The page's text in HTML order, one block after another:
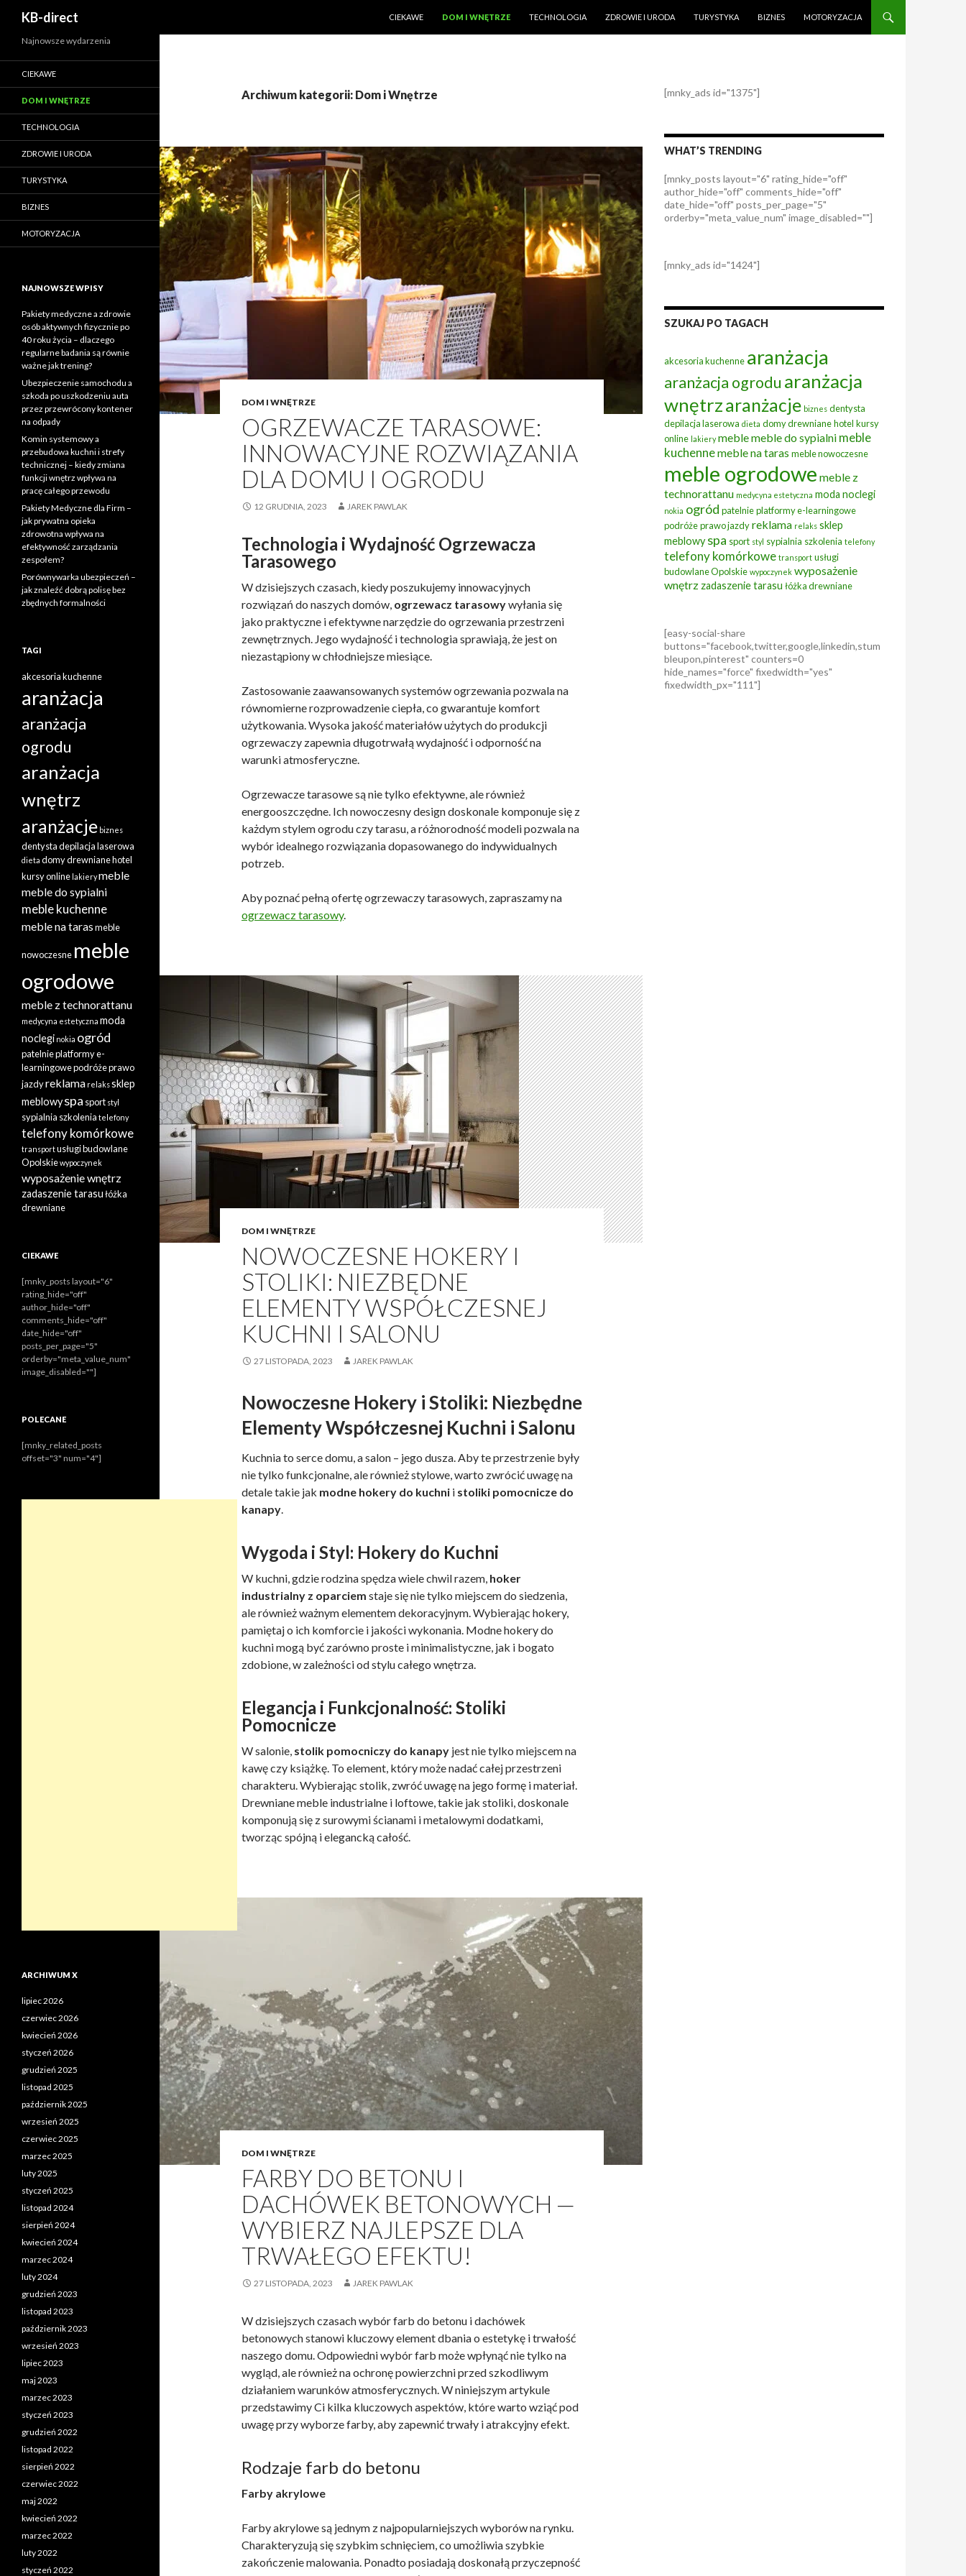
KB-direct
CIEKAWE
DOM I WNĘTRZE TECHNOLOGIA ZDROWIE I URODA TURYSTYKA BIZNES MOTORYZACJA
Archiwum kategorii: Dom i Wnętrze
DOM I WNĘTRZE
OGRZEWACZE TARASOWE:
INNOWACYJNE ROZWIĄZANIA
DLA DOMU I OGRODU
12 GRUDNIA, 2023 JAREK PAWLAK
Technologia i Wydajność Ogrzewacza
Tarasowego
W dzisiejszych czasach, kiedy poszukujemy innowacyjnych
rozwiązań do naszych domów, ogrzewacz tarasowywyłania się
jako praktyczne i efektywne narzędzie do ogrzewania przestrzeni
zewnętrznych. Jego wydajność i technologia sprawiają, że jest on
niezastąpiony w chłodniejsze miesiące.
Zastosowanie zaawansowanych systemów ogrzewania pozwala na
równomierne rozprowadzenie ciepła, co gwarantuje komfort
użytkowania. Wysoka jakość materiałów użytych do produkcji
ogrzewaczy zapewnia długotrwałą wydajność i odporność na
warunki atmosferyczne.
Ogrzewacze tarasowe są nie tylko efektywne, ale również
energooszczędne. Ich nowoczesny design doskonale komponuje się z
każdym stylem ogrodu czy tarasu, a różnorodność modeli pozwala na
wybór idealnego rozwiązania dopasowanego do indywidualnych
potrzeb.
Aby poznać pełną ofertę ogrzewaczy tarasowych, zapraszamy na
ogrzewacz tarasowy.
DOM I WNĘTRZE
NOWOCZESNE HOKERY I
STOLIKI: NIEZBĘDNE
ELEMENTY WSPÓŁCZESNEJ
KUCHNI I SALONU
27 LISTOPADA, 2023 JAREK PAWLAK
Nowoczesne Hokery i Stoliki: Niezbędne
Elementy Współczesnej Kuchni i Salonu
Kuchnia to serce domu, a salon – jego dusza. Aby te przestrzenie były
nie tylko funkcjonalne, ale również stylowe, warto zwrócić uwagę na
detale takie jak modne hokery do kuchni i stoliki pomocnicze do
kanapy.
Wygoda i Styl: Hokery do Kuchni
W kuchni, gdzie rodzina spędza wiele chwil razem, hoker
industrialny z oparciem staje się nie tylko miejscem do siedzenia,
ale również ważnym elementem dekoracyjnym. Wybierając hokery,
pamiętaj o ich komforcie i jakości wykonania. Modne hokery do
kuchni mogą być zarówno proste i minimalistyczne, jak i bogato
zdobione, w zależności od stylu całego wnętrza.
Elegancja i Funkcjonalność: Stoliki
Pomocnicze
W salonie, stolik pomocniczy do kanapy jest nie tylko miejscem na
kawę czy książkę. To element, który może nadać całej przestrzeni
charakteru. Wybierając stolik, zwróć uwagę na jego formę i materiał.
Drewniane meble industrialne i loftowe, takie jak stoliki, doskonale
komponują się z surowymi ścianami i metalowymi dodatkami,
tworząc spójną i elegancką całość.
DOM I WNĘTRZE
FARBY DO BETONU I
DACHÓWEK BETONOWYCH —
WYBIERZ NAJLEPSZE DLA
TRWAŁEGO EFEKTU!
27 LISTOPADA, 2023 JAREK PAWLAK
W dzisiejszych czasach wybór farb do betonu i dachówek
betonowych stanowi kluczowy element dbania o estetykę i trwałość
naszego domu. Odpowiedni wybór farb może wpłynąć nie tylko na
wygląd, ale również na ochronę powierzchni przed szkodliwym
działaniem warunków atmosferycznych. W niniejszym artykule
przedstawimy Ci kilka kluczowych aspektów, które warto wziąć pod
uwagę przy wyborze farby, aby zapewnić trwały i atrakcyjny efekt.
Rodzaje farb do betonu
Farby akrylowe
Farby akrylowe są jednym z najpopularniejszych wyborów na rynku.
Charakteryzują się szybkim schnięciem, co umożliwia szybkie
zakończenie malowania. Ponadto posiadają doskonałą przyczepność
[mnky_ads id="1375"]
WHAT’S TRENDING
[mnky_posts layout="6" rating_hide="off"
author_hide="off" comments_hide="off"
date_hide="off" posts_per_page="5"
orderby="meta_value_num" image_disabled=""]
[mnky_ads id="1424"]
SZUKAJ PO TAGACH
akcesoria kuchenne aranżacja
aranżacja ogrodu aranżacja
wnętrzaranżacje biznes dentysta
depilacja laserowa dieta domy drewnianehotel kursy
online lakiery meblemeble do sypialni meble
kuchennemeble na taras meble nowoczesne
meble ogrodowe meble z
technorattanu medycyna estetyczna moda noclegi
nokia ogród patelnieplatformy e-learningowe
podróżeprawo jazdyreklama relaks sklep
meblowy spa sport styl sypialnia szkolenia telefony
telefony komórkowe transport usługi
budowlane Opolskie wypoczynek wyposażenie
wnętrz zadaszenie tarasu łóżka drewniane
[easy-social-share
buttons="facebook,twitter,google,linkedin,stum
bleupon,pinterest" counters=0
hide_names="force" fixedwidth="yes"
fixedwidth_px="111"]
Najnowsze wydarzenia
CIEKAWE
DOM I WNĘTRZE
TECHNOLOGIA
ZDROWIE I URODA
TURYSTYKA
BIZNES
MOTORYZACJA
NAJNOWSZE WPISY
Pakiety medyczne a zdrowie
osób aktywnych fizycznie po
40 roku życia – dlaczego
regularne badania są równie
ważne jak trening?
Ubezpieczenie samochodu a
szkoda po uszkodzeniu auta
przez przewrócony kontener
na odpady
Komin systemowy a
przebudowa kuchni i strefy
technicznej – kiedy zmiana
funkcji wnętrz wpływa na
pracę całego przewodu
Pakiety Medyczne dla Firm –
jak prywatna opieka
zdrowotna wpływa na
efektywność zarządzania
zespołem?
Porównywarka ubezpieczeń –
jak znaleźć dobrą polisę bez
zbędnych formalności
TAGI
akcesoria kuchenne
aranżacja
aranżacja
ogrodu
aranżacja
wnętrz
aranżacje biznes
dentystadepilacja laserowa
dieta domy drewnianehotel
kursy online lakierymeble
meble do sypialni
meble kuchenne
meble na tarasmeble
nowoczesne meble
ogrodowe
meble z technorattanu
medycyna estetyczna moda
noclegi nokia ogród
patelnieplatformy e-
learningowepodróżeprawo
jazdyreklama relakssklep
meblowyspa sport styl
sypialnia szkolenia telefony
telefony komórkowe
transportusługi budowlane
Opolskiewypoczynek
wyposażenie wnętrz
zadaszenie tarasułóżka
drewniane
CIEKAWE
[mnky_posts layout="6"
rating_hide="off"
author_hide="off"
comments_hide="off"
date_hide="off"
posts_per_page="5"
orderby="meta_value_num"
image_disabled=""]
POLECANE
[mnky_related_posts
offset="3" num="4"]
ARCHIWUM X
lipiec 2026
czerwiec 2026
kwiecień 2026
styczeń 2026
grudzień 2025
listopad 2025
październik 2025
wrzesień 2025
czerwiec 2025
marzec 2025
luty 2025
styczeń 2025
listopad 2024
sierpień 2024
kwiecień 2024
marzec 2024
luty 2024
grudzień 2023
listopad 2023
październik 2023
wrzesień 2023
lipiec 2023
maj 2023
marzec 2023
styczeń 2023
grudzień 2022
listopad 2022
sierpień 2022
czerwiec 2022
maj 2022
kwiecień 2022
marzec 2022
luty 2022
styczeń 2022